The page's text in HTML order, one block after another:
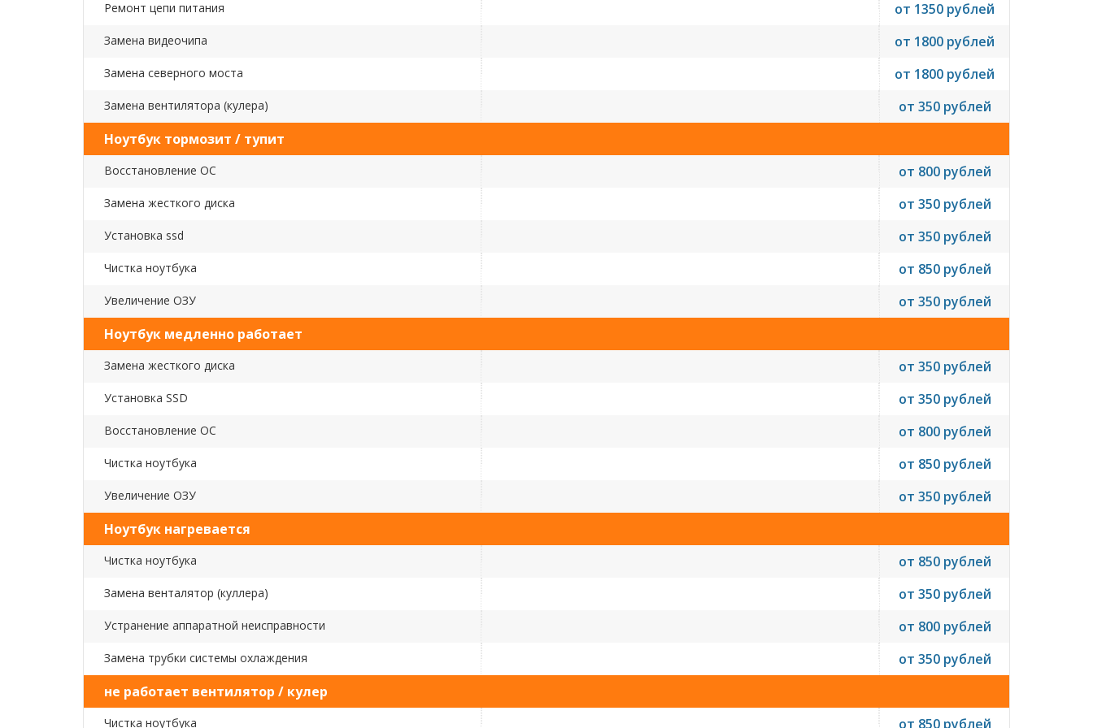
Ремонт цепи питания от 1350 рублей
Замена видеочипа от 1800 рублей
Замена северного моста от 1800 рублей
Замена вентилятора (кулера)
от 350 рублей
Ноутбук тормозит / тупит
Восстановление ОС от 800 рублей
Замена жесткого диска от 350 рублей
Установка ssd от 350 рублей
Чистка ноутбука от 850 рублей
Увеличение ОЗУ
от 350 рублей
Ноутбук медленно работает
Замена жесткого диска от 350 рублей
Установка SSD от 350 рублей
Восстановление ОС от 800 рублей
Чистка ноутбука от 850 рублей
Увеличение ОЗУ
от 350 рублей
Ноутбук нагревается
Чистка ноутбука от 850 рублей
Замена венталятор (куллера) от 350 рублей
Устранение аппаратной неисправности от 800 рублей
Замена трубки системы охлаждения
от 350 рублей
не работает вентилятор / кулер
Чистка ноутбука от 850 рублей